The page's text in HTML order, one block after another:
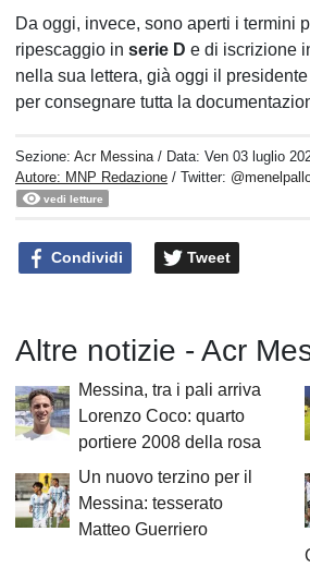
Da oggi, invece, sono aperti i termini
ripescaggio inserie D e di iscrizione
nella sua lettera, già oggi il presidente
per consegnare tutta la
Sezione:Acr Messina / Data:Ven 03 luglio
Autore: MNP Redazione / Twitter:
vedi letture
Condividi Tweet
Altre notizie - Acr
Messina, tra i pali arriva
Lorenzo Coco: quarto
portiere 2008 della rosa
Un nuovo terzino per il
Messina: tesserato
Matteo Guerriero